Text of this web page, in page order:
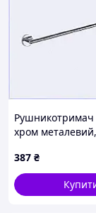
хром металевий,
387 ₴